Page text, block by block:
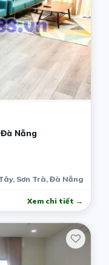
Nẵng
Sơn Trà, Đà Nẵng,
Xem chi tiết →